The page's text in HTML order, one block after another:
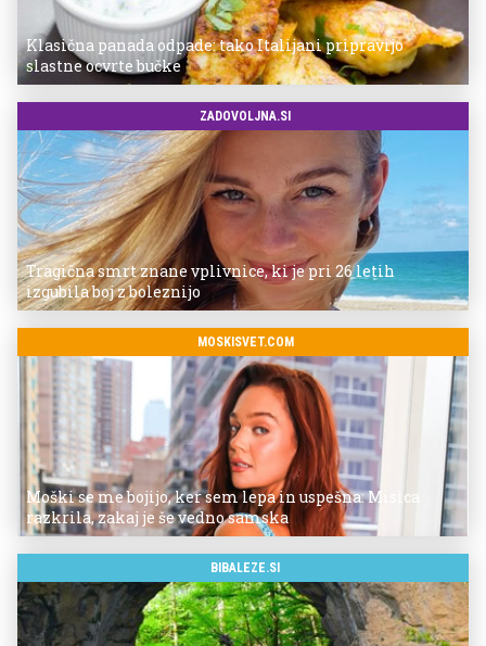
Klasična panada odpade: tako Italijani pripravijo
slastne ocvrte bučke
ZADOVOLJNA.SI
Tragična smrt znane vplivnice, ki je pri 26 letih
izgubila boj z boleznijo
MOSKISVET.COM
Moški se me bojijo, ker sem lepa in uspešna: Misica
razkrila, zakaj je še vedno samska
BIBALEZE.SI